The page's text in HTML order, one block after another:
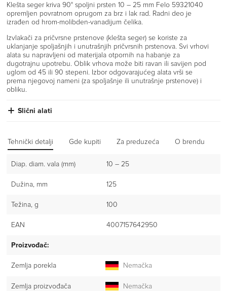
Klešta seger kriva 90° spoljni prsten 10 – 25 mm Felo 59321040
opremljen povratnom oprugom za brz i lak rad. Radni deo je
izrađen od hrom-molibden-vanadijum čelika.
Izvlakači za pričvrsne prstenove (klešta seger) se koriste za
uklanjanje spoljašnjih i unutrašnjih pričvrsnih prstenova. Svi vrhovi
alata su napravljeni od materijala otpornih na habanje za
dugotrajnu upotrebu. Oblik vrhova može biti ravan ili savijen pod
uglom od 45 ili 90 stepeni. Izbor odgovarajućeg alata vrši se
prema njegovoj nameni (za spoljašnje ili unutrašnje prstenove) i
obliku.
Slični alati
Tehnički detalji Gde kupiti Za preduzeća O brendu
Diap. diam. vala (mm) 10 – 25
Dužina, mm 125
Težina, g 100
EAN 4007157642950
Proizvođač:
Zemlja porekla Nemačka
Zemlja proizvođača Nemačka